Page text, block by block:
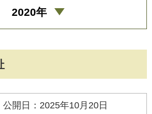
公開日：2025年10月20日
2020年